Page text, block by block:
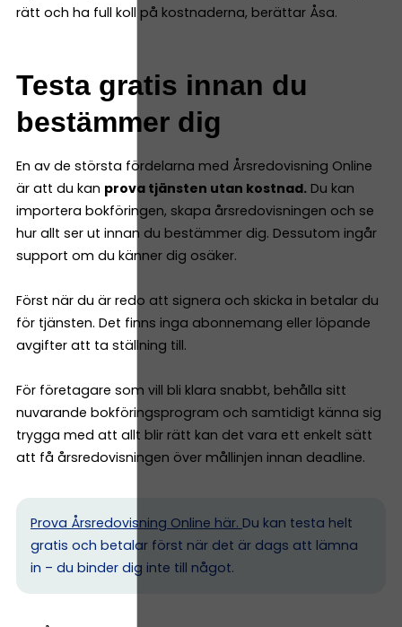
rätt och ha full koll på kostnaderna, berättar Åsa.
Testa gratis innan du
bestämmer dig
En av de största fördelarna med Årsredovisning Online
är att du kan prova tjänsten utan kostnad. Du kan
importera bokföringen, skapa årsredovisningen och se
hur allt ser ut innan du bestämmer dig. Dessutom ingår
support om du känner dig osäker.
Först när du är redo att signera och skicka in betalar du
för tjänsten. Det finns inga abonnemang eller löpande
avgifter att ta ställning till.
För företagare som vill bli klara snabbt, behålla sitt
nuvarande bokföringsprogram och samtidigt känna sig
trygga med att allt blir rätt kan det vara ett enkelt sätt
att få årsredovisningen över mållinjen innan deadline.
Prova Årsredovisning Online här. Du kan testa helt
gratis och betalar först när det är dags att lämna
in – du binder dig inte till något.